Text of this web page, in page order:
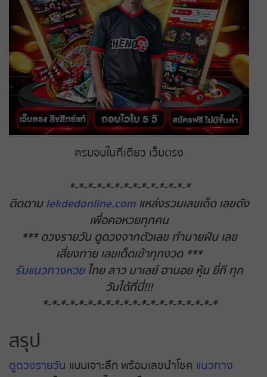
ครบจบในที่เดียว เว็บตรง
*-*-*-*-*-*-*-*-*-*-*-*-*-*
ติดตามlekdedonline.com แหล่งรวมเลขเด็ด เลขดัง
เพื่อคอหวยทุกคน
*** ดวงรายวัน ดูดวงจากตัวเลข ทำนายฝัน เลข
เสี่ยงทาย เลขเด็ดเข้าทุกงวด ***
รับแนวทางหวยไทย ลาว มาเลย์ ฮานอย หุ้น ยี่กี ทุก
วันได้ที่นี่!!!
*-*-*-*-*-*-*-*-*-*-*-*-*-*-*-*-*-*-*-*
สรุป
ดูดวงรายวัน แบบเจาะลึก พร้อมเลขนำโชค แนวทาง